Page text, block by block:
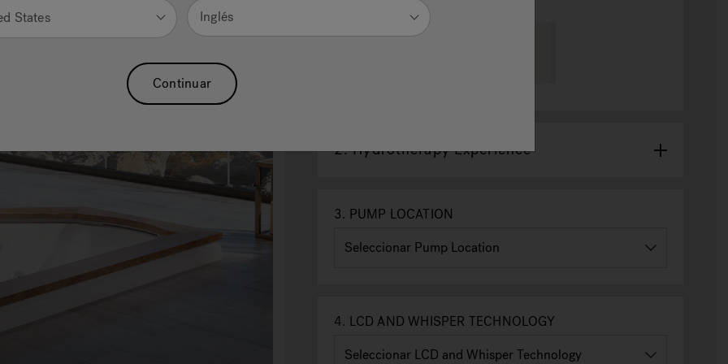
2.Hydrotherapy Experience
3. PUMP LOCATION
4. LCD AND WHISPER TECHNOLOGY
States Inglés
Continuar